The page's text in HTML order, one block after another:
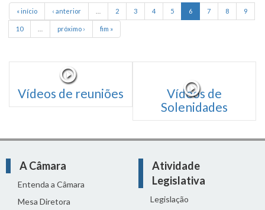
« início ‹ anterior 2 3 4 5 6 7 8 9
10 próximo › fim »
Vídeos de reuniões
Vídeos de
Solenidades
A Câmara
Entenda a Câmara
Mesa Diretora
Atividade
Legislativa
Legislação